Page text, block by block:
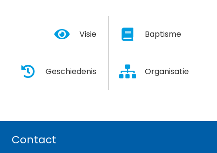
Visie Baptisme
Geschiedenis Organisatie
Contact